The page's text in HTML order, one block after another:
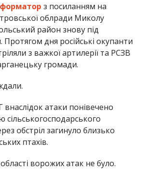
з посиланням на
облради Миколу
район знову під
дня російські окупанти
з важкої артилерії та РСЗВ
громади.
атаки понівечено
сільськогосподарського
обстріл загинуло близько
птахів.
ворожих атак не було.